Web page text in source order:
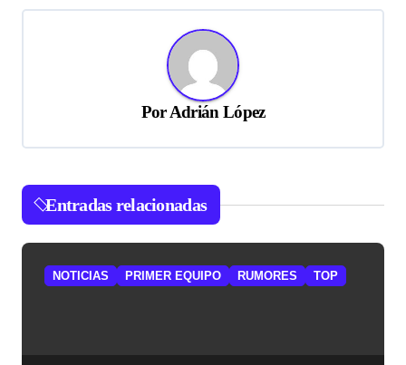
e
n
d
e
PorAdrián López
Entradas relacionadas
NOTICIAS PRIMER EQUIPO RUMORES TOP